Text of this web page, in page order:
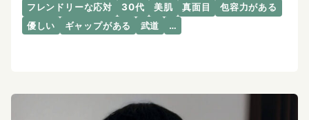
フレンドリーな応対 30代 美肌 真面目
包容力がある
優しい
ギャップがある 武道 …